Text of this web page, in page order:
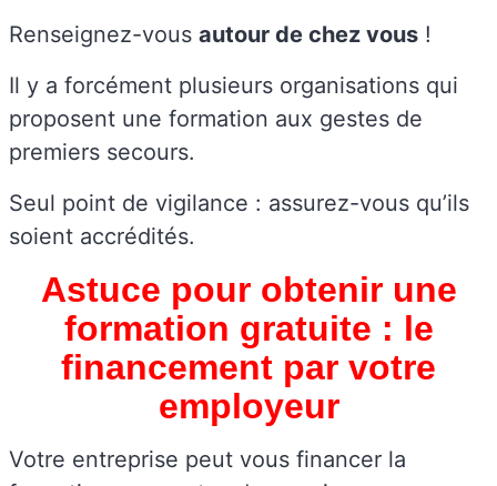
Renseignez-vous autour de chez vous !
Il y a forcément plusieurs organisations qui
proposent une formation aux gestes de
premiers secours.
Seul point de vigilance : assurez-vous qu’ils
soient accrédités.
Astuce pour obtenir une
formation gratuite : le
financement par votre
employeur
Votre entreprise peut vous financer la